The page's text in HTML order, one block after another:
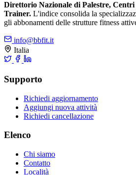
Direttorio Nazionale di Palestre,
Trainer. L'indice consolida la
gli abbonamenti delle strutture fitness
info@bbfit.it
Italia
Supporto
Richiedi aggiornamento
Aggiungi nuova attività
Richiedi cancellazione
Elenco
Chi siamo
Contatto
Località